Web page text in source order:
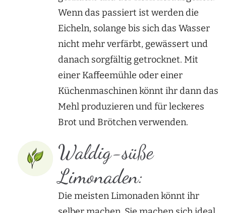
Wenn das passiert ist werden die
Eicheln, solange bis sich das Wasser
nicht mehr verfärbt, gewässert und
danach sorgfältig getrocknet. Mit
einer Kaffeemühle oder einer
Küchenmaschinen könnt ihr dann das
Mehl produzieren und für leckeres
Brot und Brötchen verwenden.
Waldig-süße
Limonaden:
Die meisten Limonaden könnt ihr